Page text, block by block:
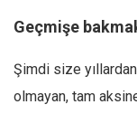
Spor
Manzara
Geçmişe
Şimdi size
olmayan, tam